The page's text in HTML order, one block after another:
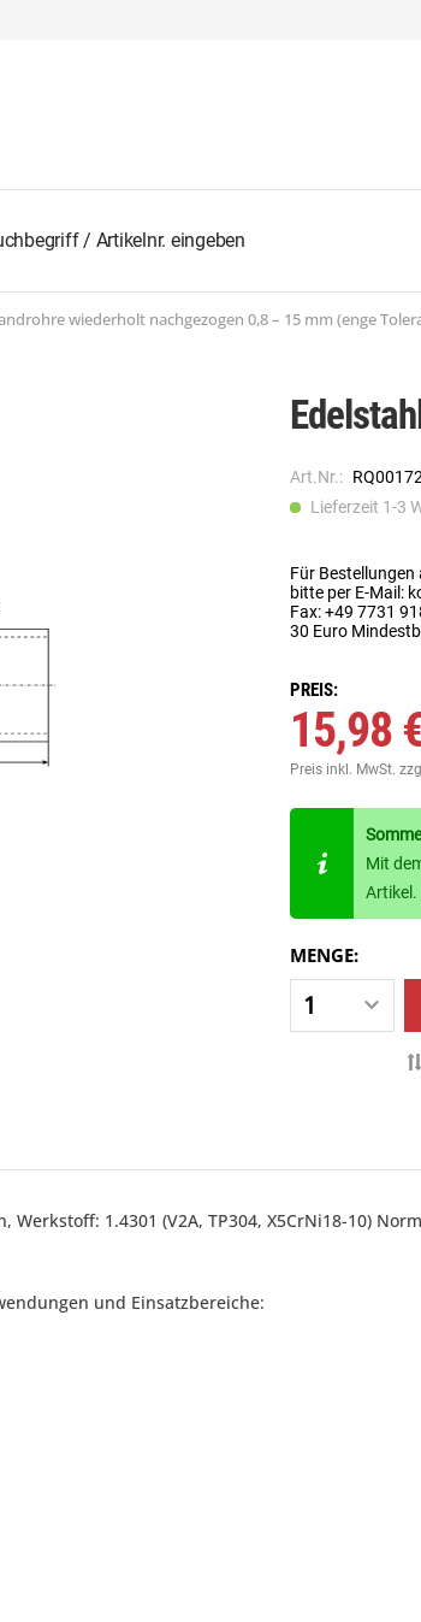
wiederholt nachgezogen 0,8 – 15 mm (enge
Art.Nr.: RQ00172
Lieferzeit 1-3
Für
bitte per E-Mail:
Fax: +49 7731
30 Euro
PREIS:
15,98
Preis inkl. MwSt.
Mit
Artikel.
MENGE:
, Werkstoff: 1.4301 (V2A, TP304, X5CrNi18-10)
und Einsatzbereiche: